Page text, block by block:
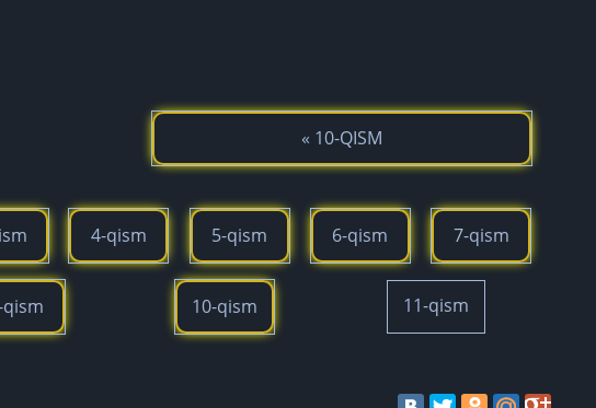
« 10-QISM
4-qism 5-qism 6-qism 7-qism
qism 10-qism 11-qism